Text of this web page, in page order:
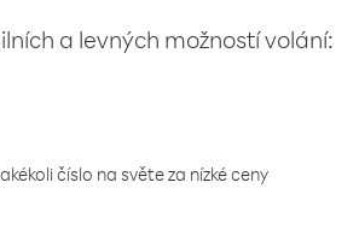
a levných možností volání:
číslo na světe za nízké ceny